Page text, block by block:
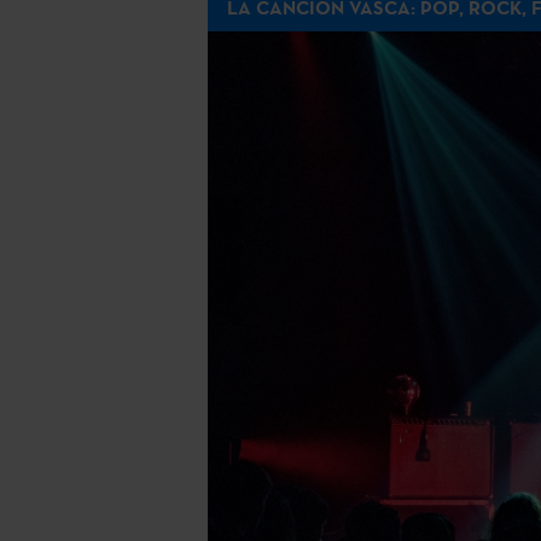
LA CANCIÓN VASCA: POP, ROCK,